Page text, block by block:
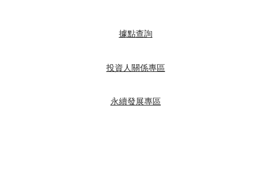
據點查詢
投資人關係專區
永續發展專區